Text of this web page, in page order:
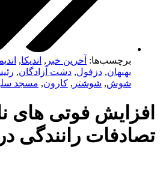
برچسب‌ها:آخرین خبر ,اندیکا,
بهبهان,دزفول,دشت آزادگان,رئیس
شوش,شوشتر,کارون ,مسجد
فوتی های
رانندگی در